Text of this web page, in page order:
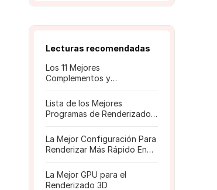
Lecturas recomendadas
Los 11 Mejores
Complementos y
Lista de los Mejores
Programas de Renderizado
La Mejor Configuración Para
Renderizar Más Rápido En
La Mejor GPU para el
Renderizado 3D